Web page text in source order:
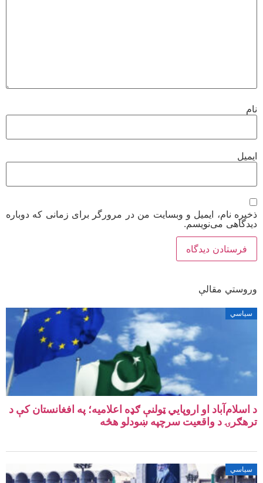
نام
ایمیل
ذخیره نام، ایمیل و وبسایت من در مرورگر برای زمانی که دوباره
دیدگاهی می‌نویسم.
وروستي مقالې
سیاسي
د اسلام‌آباد او اروپایي ټولنې ګډه اعلامیه؛ په افغانستان کې د
ترهګرۍ د واقعیت سرچپه ښودلو هڅه
سیاسي